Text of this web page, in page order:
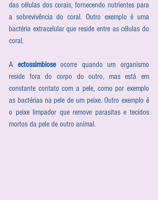
das células dos corais, fornecendo nutrientes para
a sobrevivência do coral. Outro exemplo é uma
bactéria extracelular que reside entre as células do
coral.
A ectossimbiose ocorre quando um organismo
reside fora do corpo do outro, mas está em
constante contato com a pele, como por exemplo
as bactérias na pele de um peixe. Outro exemplo é
o peixe limpador que remove parasitas e tecidos
mortos da pele de outro animal.